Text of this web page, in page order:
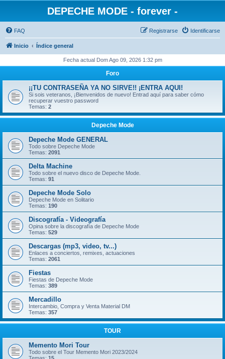
DEPECHE MODE - forever -
FAQ Identificarse
Registrarse
Inicio Índice general
Fecha actual Dom Ago 09, 2026 1:32 pm
Foro
¡¡TU CONTRASEÑA YA NO SIRVE!! ¡ENTRA AQUI!
Si sois veteranos, ¡Bienvenidos de nuevo! Entrad aquí para saber cómo
recuperar vuestro password
Temas: 2
Depeche Mode
Depeche Mode GENERAL
Todo sobre Depeche Mode
Temas: 2091
Delta Machine
Todo sobre el nuevo disco de Depeche Mode.
Temas: 91
Depeche Mode Solo
Depeche Mode en Solitario
Temas: 190
Discografía - Videografía
Opina sobre la discografía de Depeche Mode
Temas: 529
Descargas (mp3, video, tv...)
Enlaces a conciertos, remixes, actuaciones
Temas: 2061
Fiestas
Fiestas de Depeche Mode
Temas: 389
Mercadillo
Intercambio, Compra y Venta Material DM
Temas: 357
TOUR
Memento Mori Tour
Todo sobre el Tour Memento Mori 2023/2024